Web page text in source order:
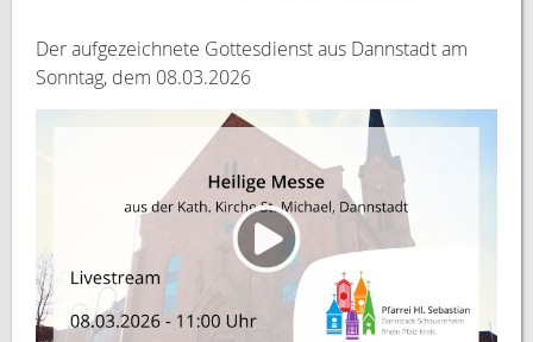
Der aufgezeichnete Gottesdienst aus Dannstadt am
Sonntag, dem 08.03.2026